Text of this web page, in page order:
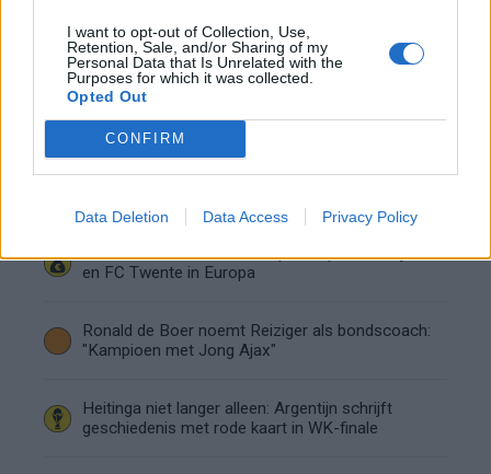
I want to opt-out of Collection, Use,
Retention, Sale, and/or Sharing of my
Personal Data that Is Unrelated with the
Purposes for which it was collected.
Opted Out
CONFIRM
Data Deletion Data Access Privacy Policy
ruime zege op Vojvodina
Dusan Tadic kijkt met bijzondere gevoelens naar
Ajax - Vojvodina
Zo veranderde de relatie tussen Rafael van der
Zoveel staat er financieel op het spel voor Ajax
en FC Twente in Europa
Ronald de Boer noemt Reiziger als bondscoach:
"Kampioen met Jong Ajax"
Heitinga niet langer alleen: Argentijn schrijft
geschiedenis met rode kaart in WK-finale